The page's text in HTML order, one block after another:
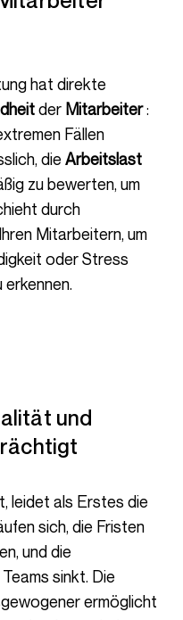
der Mitarbeiter:
Fällen
die Arbeitslast
zu bewerten, um
durch
Mitarbeitern, um
oder Stress
erkennen.
leidet als Erstes die
sich, die Fristen
und die
sinkt. Die
ermöglicht